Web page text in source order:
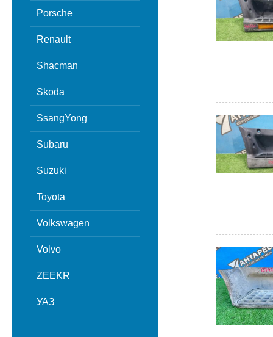
Porsche
Renault
Shacman
Skoda
SsangYong
Subaru
Suzuki
Toyota
Volkswagen
Volvo
ZEEKR
УАЗ